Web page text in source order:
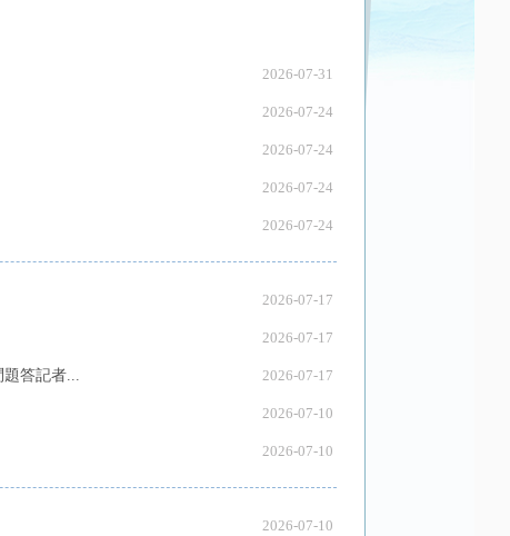
2026-07-31
2026-07-24
2026-07-24
2026-07-24
2026-07-24
2026-07-17
2026-07-17
題答記者... 2026-07-17
2026-07-10
2026-07-10
2026-07-10